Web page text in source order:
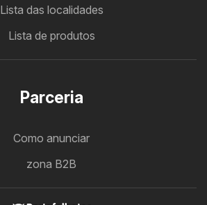
Lista das localidades
Lista de produtos
Parceria
Como anunciar
zona B2B